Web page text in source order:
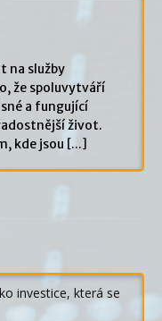
na služby
že spoluvytváří
a fungující
život.
kde jsou [...]
investice, která se